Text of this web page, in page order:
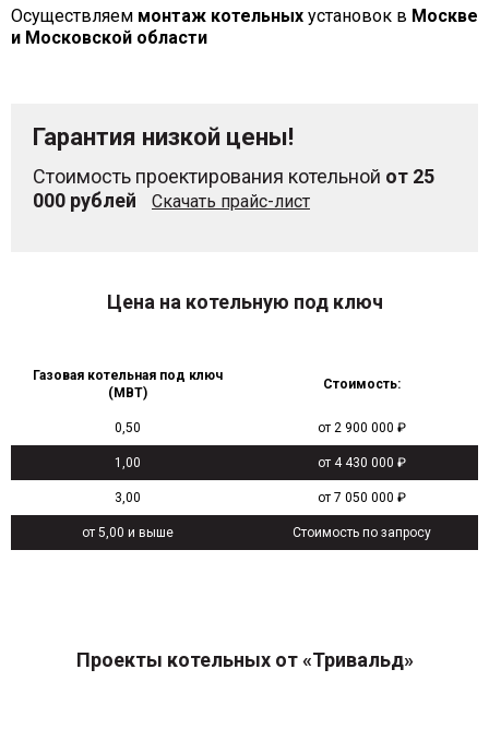
Осуществляем монтаж котельных установок в Москве
и Московской области
Гарантия низкой цены!
Стоимость проектирования котельной от 25
000 рублей
Скачать прайс-лист
Цена на котельную под ключ
Газовая котельная под ключ
(МВТ)
Стоимость:
0,50 от 2 900 000 ₽
1,00 от 4 430 000 ₽
3,00 от 7 050 000 ₽
от 5,00 и выше Стоимость по запросу
Проекты котельных от «Тривальд»